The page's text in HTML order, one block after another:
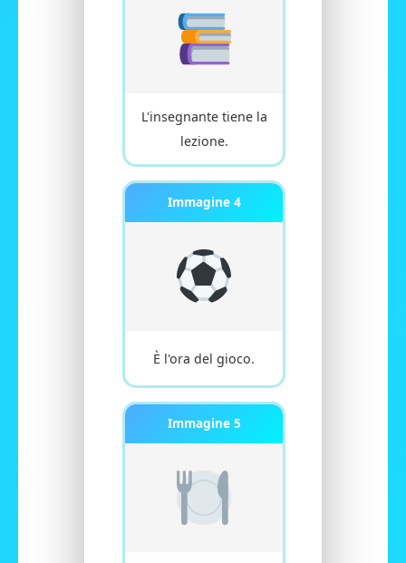
L'insegnante tiene la
lezione.
Immagine 4
È l'ora del gioco.
Immagine 5